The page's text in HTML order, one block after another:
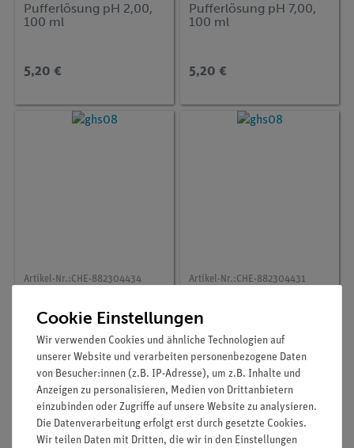
Pufferlösung pH 2,00,
100 ml
5,20 €
Pufferlösung pH 7,00,
100 ml
5,20 €
Artikel-Nr.:CHE-882304434
250 ml
7,50 €
Artikel-Nr.:CHE-882304431
100 ml
5,20 €
Cookie Einstellungen
Wir verwenden Cookies und ähnliche Technologien auf
unserer Website und verarbeiten personenbezogene Daten
von Besucher:innen (z.B. IP-Adresse), um z.B. Inhalte und
Anzeigen zu personalisieren, Medien von Drittanbietern
einzubinden oder Zugriffe auf unsere Website zu analysieren.
Die Datenverarbeitung erfolgt erst durch gesetzte Cookies.
Wir teilen Daten mit Dritten, die wir in den Einstellungen